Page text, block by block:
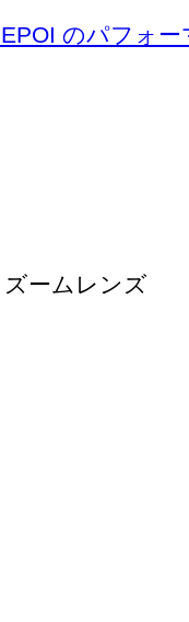
のパフォー
ームレンズ